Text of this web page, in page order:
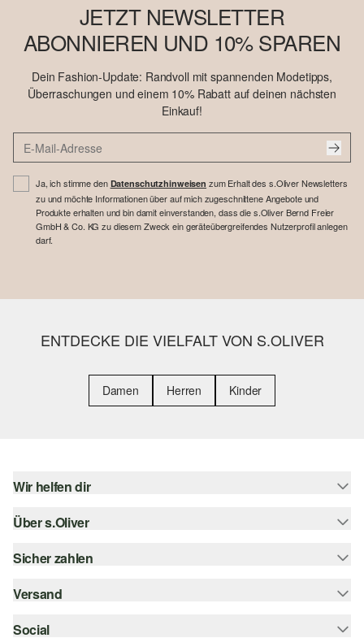
JETZT NEWSLETTER
ABONNIEREN UND 10% SPAREN
Dein Fashion-Update: Randvoll mit spannenden Modetipps,
Überraschungen und einem 10% Rabatt auf deinen nächsten
Einkauf!
Ja, ich stimme den Datenschutzhinweisen zum Erhalt des s.Oliver Newsletters
zu und möchte Informationen über auf mich zugeschnittene Angebote und
Produkte erhalten und bin damit einverstanden, dass die s.Oliver Bernd Freier
GmbH & Co. KG zu diesem Zweck ein geräteübergreifendes Nutzerprofil anlegen
darf.
ENTDECKE DIE VIELFALT VON S.OLIVER
Damen Herren Kinder
Wir helfen dir
Hilfe & FAQ
Größenberatung
Über s.Oliver
Newsletter
s.Oliver Card
Sicher zahlen
Rechnung
Kreditkarte
Versand
Sendungsverfolgung
Social